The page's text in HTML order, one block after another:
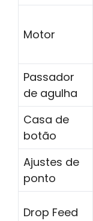
Motor
Passador
de agulha
Casa de
botão
Ajustes de
ponto
Drop Feed